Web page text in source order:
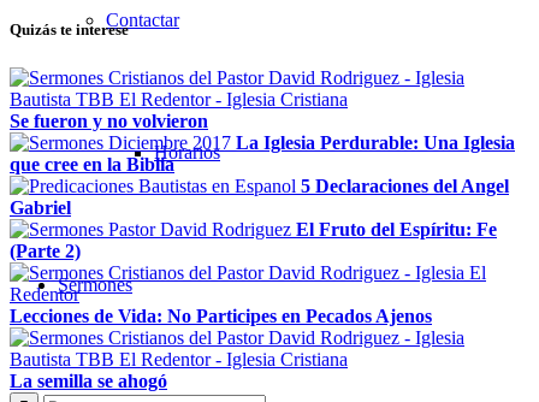
Contactar
Horarios
Sermones
Quizás te interese
Se fueron y no volvieron
La Iglesia Perdurable: Una Iglesia
que cree en la Biblia
5 Declaraciones del Angel
Gabriel
El Fruto del Espíritu: Fe
(Parte 2)
Lecciones de Vida: No Participes en Pecados Ajenos
La semilla se ahogó